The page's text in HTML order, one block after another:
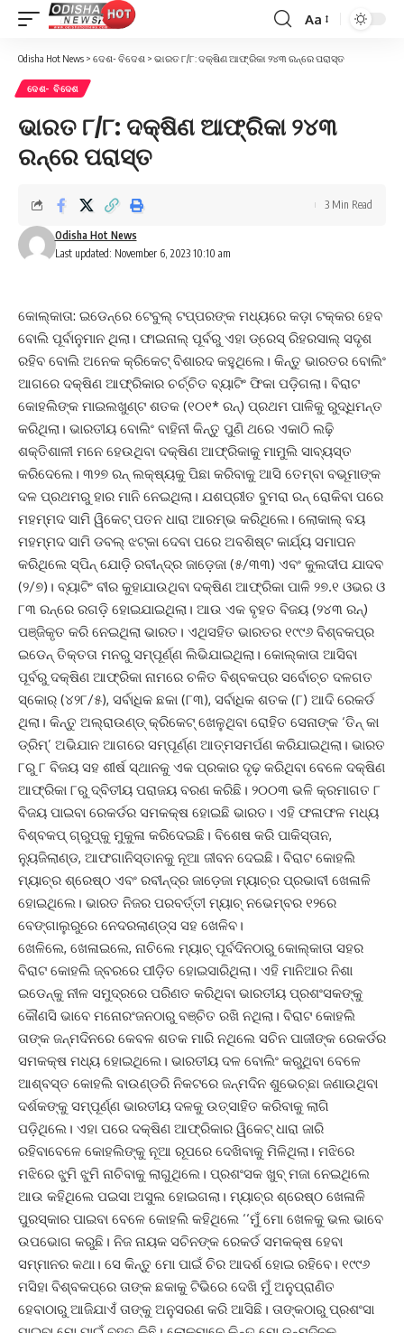
Font
Aa
Odisha Hot News > ଦେଶ- ବିଦେଶ > ଭାରତ ୮/୮: ଦକ୍ଷିଣ ଆଫ୍ରିକା ୨୪୩ ରନ୍‌‌ରେ ପରାସ୍ତ
ଦେଶ- ବିଦେଶ
ଭାରତ ୮/୮: ଦକ୍ଷିଣ ଆଫ୍ରିକା ୨୪୩
ରନ୍‌‌ରେ ପରାସ୍ତ
Last updated: November 6, 2023 10:10 am
Odisha Hot News
3 Min Read
କୋଲ୍‌କାତା: ଇଡେନ୍‌ରେ ଟେବୁଲ୍‌ ଟପ୍ପରଙ୍କ ମଧ୍ୟରେ କଡ଼ା ଟକ୍କର ହେବ
ବୋଲି ପୂର୍ବାନୁମାନ ଥିଲା। ଫାଇନାଲ୍ ପୂର୍ବରୁ ଏହା ଡ୍ରେସ୍ ରିହରସାଲ୍‌ ସଦୃଶ
ରହିବ ବୋଲି ଅନେକ କ୍ରିକେଟ୍ ବିଶାରଦ କହୁଥିଲେ। କିନ୍ତୁ ଭାରତର ବୋଲିଂ
ଆଗରେ ଦକ୍ଷିଣ ଆଫ୍ରିକାର ଚର୍ଚ୍ଚିତ ବ୍ୟାଟିଂ ଫିକା ପଡ଼ିଗଲା। ବିରାଟ
କୋହଲିଙ୍କ ମାଇଲଖୁଣ୍ଟ ଶତକ (୧୦୧* ରନ୍‌) ପ୍ରଥମ ପାଳିକୁ ରୁଦ୍ଧିମନ୍ତ
କରିଥିଲା। ଭାରତୀୟ ବୋଲିଂ ବାହିନୀ କିନ୍ତୁ ପୁଣି ଥରେ ଏକାଠି ଲଢ଼ି
ଶକ୍ତିଶାଳୀ ମନେ ହେଉଥିବା ଦକ୍ଷିଣ ଆଫ୍ରିକାକୁ ମାମୁଲି ସାବ୍ୟସ୍ତ
କରିଦେଲେ। ୩୨୭ ରନ୍‌ ଲକ୍ଷ୍ୟକୁ ପିଛା କରିବାକୁ ଆସି ତେମ୍ବା ବଭୂମାଙ୍କ
ଦଳ ପ୍ରଥମରୁ ହାର ମାନି ନେଇଥିଲା‌। ଯଶପ୍ରୀତ ବୁମରା ରନ୍ ରୋକିବା ପରେ
ମହମ୍ମଦ ସାମି ୱିକେଟ୍ ପତନ ଧାରା ଆରମ୍ଭ କରିଥିଲେ। ଲୋକାଲ୍‌ ବୟ
ମହମ୍ମଦ ସାମି ଡବଲ୍‌ ଝଟ୍‌କା ଦେବା ପରେ ଅବଶିଷ୍ଟ କାର୍ଯ୍ୟ ସମାପନ
କରିଥିଲେ ସ୍ପିନ୍ ଯୋଡ଼ି ରବୀନ୍ଦ୍ର ଜା‌ଡ଼େଜା (୫/୩୩) ଏବଂ କୁଲଦୀପ ଯାଦବ
(୨/୭)। ବ୍ୟାଟିଂ ବୀର କୁହାଯାଉଥିବା ଦକ୍ଷିଣ ଆଫ୍ରିକା ପାଳି ୨୭.୧ ଓଭର ଓ
୮୩ ରନ୍‌ରେ ରଗଡ଼ି ହୋଇଯାଇଥିଲା। ଆଉ ଏକ ବୃହତ ବିଜୟ (୨୪୩ ରନ୍‌)
ପଞ୍ଜିକୃତ କରି ନେଇଥିଲା ଭାରତ। ଏଥିସହିତ ଭାରତର ୧୯୯୬ ବିଶ୍ବକପ୍‌ର
ଇଡେନ୍ ତିକ୍ତତା ମନରୁ ସମ୍ପୂର୍ଣ୍ଣ ଲିଭିଯାଇଥିଲା। କୋଲ୍‌କାତା ଆସିବା
ପୂର୍ବରୁ ଦକ୍ଷିଣ ଆଫ୍ରିକା ନାମରେ ଚଳିତ ବିଶ୍ବକପ୍‌ର ସର୍ବୋଚ୍ଚ ଦଳଗତ
ସ୍କୋର୍ (୪୨୮/୫), ସର୍ବାଧିକ ଛକା (୮୩), ସର୍ବାଧିକ ଶତକ (୮) ଆଦି ରେକର୍ଡ
ଥିଲା। କିନ୍ତୁ ଅଲ୍‌ରାଉଣ୍ଡ୍‌ କ୍ରିକେଟ୍ ଖେଳୁଥିବା ରୋହିତ ସେନାଙ୍କ ‘ତିନ୍‌ କା
ଡ୍ରିମ୍‌’ ଅଭିଯାନ ଆଗରେ ସମ୍ପୂର୍ଣ୍ଣ ଆତ୍ମସମର୍ପଣ କରିଯାଇଥିଲା। ଭାରତ
୮ରୁ ୮ ବିଜୟ ସହ ଶୀର୍ଷ ସ୍ଥାନକୁ ଏକ ପ୍ରକାର ଦୃଢ଼ କରିଥିବା ବେଳେ ଦକ୍ଷିଣ
ଆଫ୍ରିକା ୮ରୁ ଦ୍ବିତୀୟ ପରାଜୟ ବରଣ କରିଛି। ୨୦୦୩ ଭଳି କ୍ରମାଗତ ୮
ବିଜୟ ପାଇବା ରେକର୍ଡର ସମକକ୍ଷ ହୋଇଛି ଭାରତ। ଏହି ଫଳାଫଳ ମଧ୍ୟ
ବିଶ୍ବକପ୍‌ ଗ୍ରୁପ୍‌କୁ ମୁକୁଳା କରିଦେଇଛି। ବିଶେଷ କରି ପାକିସ୍ତାନ,
ନ୍ୟୁଜିଲାଣ୍ଡ, ଆଫଗାନିସ୍ତ‌ାନକୁ ନୂଆ ଜୀବନ ଦେଇଛି। ବିରାଟ କୋହଲି
ମ୍ୟାଚ୍‌ର ଶ୍ରେଷ୍ଠ ଏବଂ ରବୀନ୍ଦ୍ର ଜାଡ଼େଜା ମ୍ୟାଚ୍‌ର ପ୍ରଭ‌ାବୀ ଖେଳାଳି
ହୋଇଥିଲେ। ଭାରତ ନିଜର ପରବର୍ତ୍ତୀ ମ୍ୟାଚ୍‌ ନଭେମ୍ବର ୧୨ରେ
ବେଙ୍ଗାଲୁରୁରେ ନେଦରଲାଣ୍ଡ୍‌ସ ସହ ଖେଳିବ।
ଖେଳିଲେ, ଖେଳାଇଲେ, ନାଚିଲେ ମ୍ୟାଚ୍‌ ପୂର୍ବଦିନଠାରୁ କୋଲ୍‌କାତା ସହର
ବିରାଟ କୋହଲି ଜ୍ବରରେ ପୀଡ଼ିତ ହୋଇସାରିଥିଲା। ଏହି ମାନିଆର ନିଶା
ଇଡେନ୍‌କୁ ନୀଳ ସମୁଦ୍ରରେ ପରିଣତ କରିଥିବା ଭାରତୀୟ ପ୍ରଶଂସକଙ୍କୁ
କୌଣସି ଭାବେ ମନୋରଂଜନଠାରୁ ବଞ୍ଚିତ ରଖି ନଥିଲା। ବିରାଟ କୋହଲି
ତାଙ୍କ ଜନ୍ମଦିନରେ କେବଳ ଶତକ ମାରି ନଥିଲେ ସଚିନ ପାଜୀଙ୍କ ରେକର୍ଡର
ସମକକ୍ଷ ମଧ୍ୟ ହୋଇଥିଲେ। ଭାରତୀୟ ଦଳ ବୋଲିଂ କରୁଥିବା ବେଳେ
ଆଶ୍ବସ୍ତ କୋହଲି ବାଉଣ୍ଡରି ନିକଟରେ ଜନ୍ମଦିନ ଶୁଭେଚ୍ଛା ଜଣାଉଥିବା
ଦର୍ଶକଙ୍କୁ ସମ୍ପୂର୍ଣ୍ଣ ଭାରତୀୟ ଦଳକୁ ଉତ୍ସାହିତ କରିବାକୁ ଲାଗି
ପଡ଼ିଥିଲେ। ଏହା ପରେ ଦକ୍ଷିଣ ଆଫ୍ରିକାର ୱିକେଟ୍‌ ଧାରା ଜାରି
ରହିବାବେଳେ କୋହଲିଙ୍କୁ ନୂଆ ରୂପରେ ଦେଖିବାକୁ ମିଳିଥିଲା। ମଝିରେ
ମଝିରେ ଝୁମି ଝୁମି ନାଚିବାକୁ ଲାଗୁଥିଲେ। ପ୍ରଶଂସକ ଖୁବ୍‌ ମଜା ନେଇଥିଲେ
ଆଉ କହିଥିଲେ ପଇସା ଅସୁଲ ହୋଇଗଲା। ମ୍ୟାଚ୍‌ର ଶ୍ରେଷ୍ଠ ଖେଳାଳି
ପୁରସ୍କାର ପାଇବା ବେଳେ କୋହଲି କହିଥିଲେ ‘‘ମୁଁ ମୋ ଖେଳକୁ ଭଲ ଭାବେ
ଉପଭୋଗ କରୁଛି। ନିଜ ନାୟକ ସଚିନଙ୍କ ରେକର୍ଡ ସମକକ୍ଷ ହେବା
ସମ୍ମାନର କଥା। ସେ କିନ୍ତୁ ମୋ ପାଇଁ ଚିର ଆଦର୍ଶ ହୋଇ ରହିବେ। ୧୯୯୬
ମସିହା ବିଶ୍ବକପ୍‌ରେ ତାଙ୍କ ଛକାକୁ ଟିଭିରେ ଦେଖି ମୁଁ ଅନୁପ୍ରାଣିତ
ହେବାଠାରୁ ଆଜିଯାଏଁ ତାଙ୍କୁ ଅନୁସରଣ କରି ଆସିଛି। ତାଙ୍କଠାରୁ ପ୍ରଶଂସ‌ା